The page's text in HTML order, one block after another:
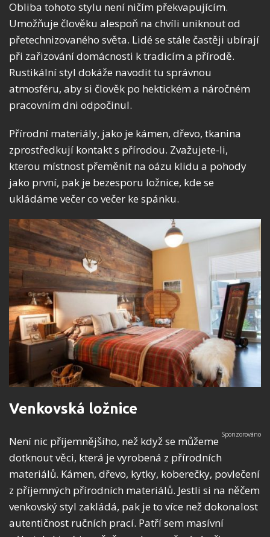
Obliba tohoto stylu není ničím překvapujícím.
Umožňuje člověku alespoň na chvíli uniknout od
přetechnizovaného světa. Lidé se stále častěji ubírají
při zařizování domácnosti k tradicím a přírodě.
Rustikální styl dokáže navodit tu správnou
atmosféru, aby si člověk po hektickém a náročném
pracovním dni odpočinul.
Přírodní materiály, jako je kámen, dřevo, tkanina
zprostředkují kontakt s přírodou. Zvažujete-li,
kterou místnost přeměnit na oázu klidu a pohody
jako první, pak je bezesporu ložnice, kde se
ukládáme večer co večer ke spánku.
Venkovská ložnice
Není nic příjemnějšího, než když se můžeme
dotknout věci, která je vyrobená z přírodních
materiálů. Kámen, dřevo, kytky, koberečky, povlečení
z příjemných přírodních materiálů. Jestli si na něčem
venkovský styl zakládá, pak je to více než dokonalost
autentičnost ručních prací. Patří sem masívní